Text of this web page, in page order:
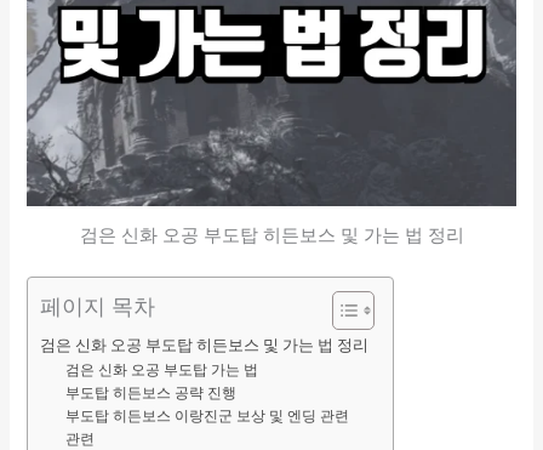
검은 신화 오공 부도탑 히든보스 및 가는 법 정리
페이지 목차
검은 신화 오공 부도탑 히든보스 및 가는 법 정리
검은 신화 오공 부도탑 가는 법
부도탑 히든보스 공략 진행
부도탑 히든보스 이랑진군 보상 및 엔딩 관련
관련